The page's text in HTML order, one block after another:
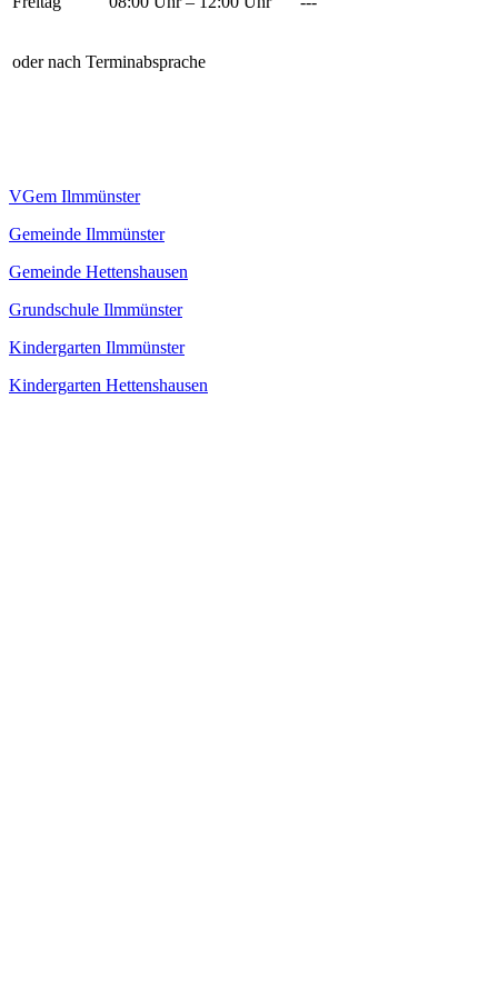
oder nach Terminabsprache
VGem Ilmmünster
Gemeinde Ilmmünster
Gemeinde Hettenshausen
Grundschule Ilmmünster
Kindergarten Ilmmünster
Kindergarten Hettenshausen